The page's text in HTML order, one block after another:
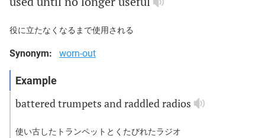
役に立たなくなるまで使用される
Synonym: worn-out
batteredtrumpets andraddledradios
使い古したトランペットとくたびれたラジオ